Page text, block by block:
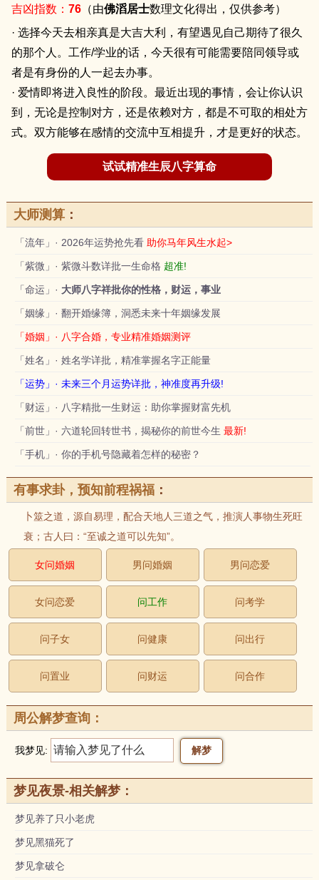
吉凶指数： 76 （由佛滔居士数理文化得出，仅供参考）
· 选择今天去相亲真是大吉大利，有望遇见自己期待了很久
的那个人。工作/学业的话，今天很有可能需要陪同领导或
者是有身份的人一起去办事。
· 爱情即将进入良性的阶段。最近出现的事情，会让你认识
到，无论是控制对方，还是依赖对方，都是不可取的相处方
式。双方能够在感情的交流中互相提升，才是更好的状态。
试试精准生辰八字算命
大师测算：
「流年」· 2026年运势抢先看 助你马年风生水起>
「紫微」· 紫微斗数详批一生命格 超准!
「命运」· 大师八字祥批你的性格，财运，事业
「姻缘」· 翻开婚缘簿，洞悉未来十年姻缘发展
「婚姻」· 八字合婚，专业精准婚姻测评
「姓名」· 姓名学详批，精准掌握名字正能量
「运势」· 未来三个月运势详批，神准度再升级!
「财运」· 八字精批一生财运：助你掌握财富先机
「前世」· 六道轮回转世书，揭秘你的前世今生 最新!
「手机」· 你的手机号隐藏着怎样的秘密？
有事求卦，预知前程祸福：
卜筮之道，源自易理，配合天地人三道之气，推演人事物生死旺
衰；古人曰：“至诚之道可以先知”。
女问婚姻 男问婚姻 男问恋爱
女问恋爱 问工作 问考学
问子女 问健康 问出行
问置业 问财运 问合作
周公解梦查询：
我梦见:
梦见夜景-相关解梦：
梦见养了只小老虎
梦见黑猫死了
梦见拿破仑